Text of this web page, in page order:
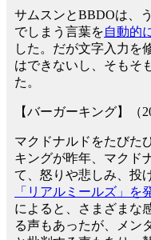
サムスンとBBDOは、
でしまう言葉を自動的
した。だが文字入力を
はできないし、そもそ
た。
【バーガーキング】（
マクドナルドをたびた
キングが昨年、マクド
て、怒りや悲しみ、投
「リアルミールズ」を
によると、さまざまな
る声もあったが、メン